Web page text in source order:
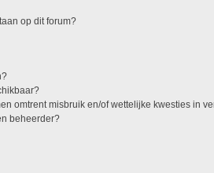
op dit forum?
omtrent misbruik en/of wettelijke kwesties in
beheerder?